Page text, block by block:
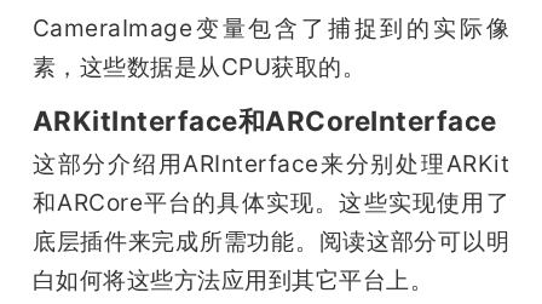
CameraImage变量包含了捕捉到的实际像
素，这些数据是从CPU获取的。
ARKitInterface和ARCoreInterface
这部分介绍用ARInterface来分别处理ARKit
和ARCore平台的具体实现。这些实现使用了
底层插件来完成所需功能。阅读这部分可以明
白如何将这些方法应用到其它平台上。